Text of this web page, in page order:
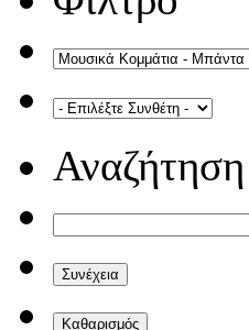
Αναζήτηση